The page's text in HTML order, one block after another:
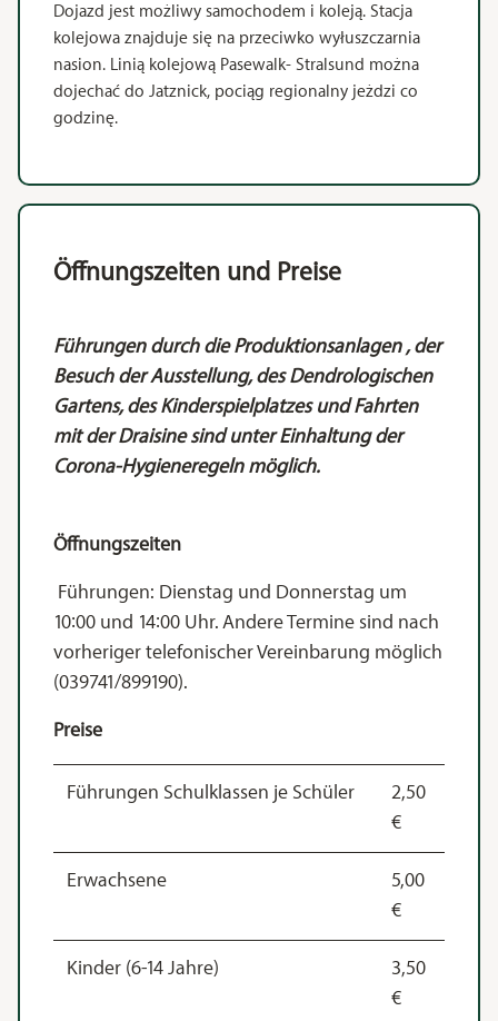
Dojazd jest możliwy samochodem i koleją. Stacja
kolejowa znajduje się na przeciwko wyłuszczarnia
nasion. Linią kolejową Pasewalk- Stralsund można
dojechać do Jatznick, pociąg regionalny jeżdzi co
godzinę.
Öffnungszeiten und Preise
Führungen durch die Produktionsanlagen , der
Besuch der Ausstellung, des Dendrologischen
Gartens, des Kinderspielplatzes und Fahrten
mit der Draisine sind unter Einhaltung der
Corona-Hygieneregeln möglich.
Öffnungszeiten
Führungen: Dienstag und Donnerstag um
10:00 und 14:00 Uhr. Andere Termine sind nach
vorheriger telefonischer Vereinbarung möglich
(039741/899190).
Preise
Führungen Schulklassen je Schüler
2,50
€
Erwachsene
5,00
€
Kinder (6-14 Jahre)
3,50
€